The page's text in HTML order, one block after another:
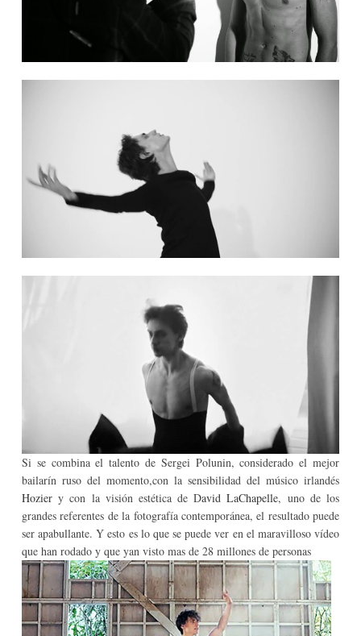
Si se combina el talento de Sergei Polunin, considerado el mejor
bailarín ruso del momento,con la sensibilidad del músico irlandés
Hoziery con la visión estética de David LaChapelle, uno de los
grandes referentes de la fotografía contemporánea, el resultado puede
ser apabullante. Y esto es lo que se puede ver en el maravilloso vídeo
que han rodado y que yan visto mas de 28 millones de personas